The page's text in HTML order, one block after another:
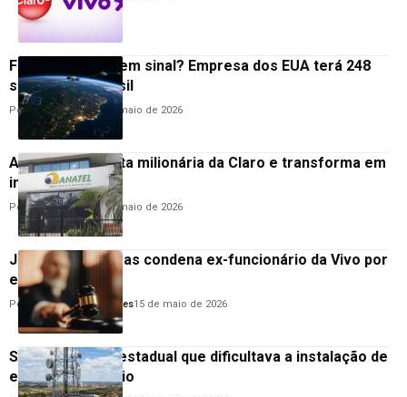
Fim das zonas sem sinal? Empresa dos EUA terá 248
satélites no Brasil
Por Cristino Melo19 de maio de 2026
Anatel pega multa milionária da Claro e transforma em
internet
PorCristino Melo18 de maio de 2026
Justiça de Alagoas condena ex-funcionário da Vivo por
estelionato
Por Goodanderson Gomes15 de maio de 2026
STF derruba lei estadual que dificultava a instalação de
estações de rádio